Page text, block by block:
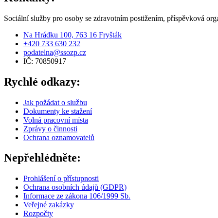
Sociální služby pro osoby se zdravotním postižením, příspěvková
Na Hrádku 100, 763 16 Fryšták
+420 733 630 232
podatelna@ssozp.cz
IČ: 70850917
Rychlé odkazy:
Jak požádat o službu
Dokumenty ke stažení
Volná pracovní místa
Zprávy o činnosti
Ochrana oznamovatelů
Nepřehlédněte:
Prohlášení o přístupnosti
Ochrana osobních údajů (GDPR)
Informace ze zákona 106/1999 Sb.
Veřejné zakázky
Rozpočty